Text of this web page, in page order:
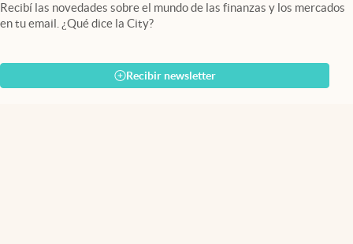
Recibí las novedades sobre el mundo de las finanzas y los mercados
en tu email. ¿Qué dice la City?
Recibir newsletter